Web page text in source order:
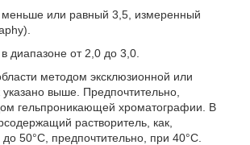
или равный 3,5, измеренный
диапазоне от 2,0 до 3,0.
методом эксклюзионной или
выше. Предпочтительно,
гельпроникающей хроматографии. В
растворитель, как,
50°С, предпочтительно, при 40°С.